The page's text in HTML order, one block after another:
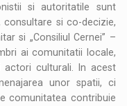
si autoritatile sunt
si co-decizie,
si „Consiliul Cernei” –
ai comunitatii locale,
actori culturali. In acest
unor spatii, ci
comunitatea contribuie